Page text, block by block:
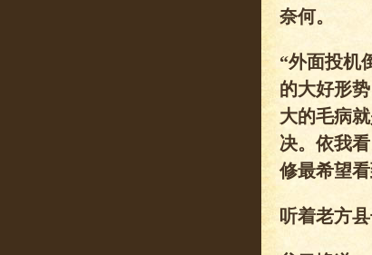
奈何。
“外面投机
的大好形
大的毛病
决。依我
修最希望
听着老方